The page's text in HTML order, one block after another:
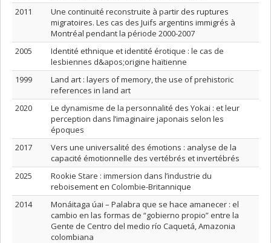
2011
Une continuité reconstruite à partir des ruptures
migratoires. Les cas des Juifs argentins immigrés à
Montréal pendant la période 2000-2007
2005
Identité ethnique et identité érotique : le cas de
lesbiennes d&apos;origine haïtienne
1999
Land art : layers of memory, the use of prehistoric
references in land art
2020
Le dynamisme de la personnalité des Yokai : et leur
perception dans l’imaginaire japonais selon les
époques
2017
Vers une universalité des émotions : analyse de la
capacité émotionnelle des vertébrés et invertébrés
2025
Rookie Stare : immersion dans l’industrie du
reboisement en Colombie-Britannique
2014
Monáitaga úai – Palabra que se hace amanecer : el
cambio en las formas de “gobierno propio” entre la
Gente de Centro del medio río Caquetá, Amazonia
colombiana